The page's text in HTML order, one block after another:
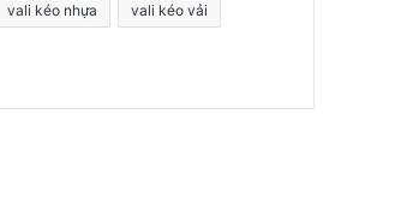
vali kéo nhựa vali kéo vải